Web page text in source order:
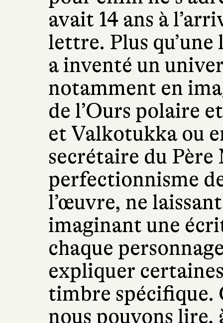
avait 14 ans à
lettre. Plus
a inventé un
notamment en
de l’Ours polaire
et Valkotukka ou
secrétaire du Père
perfectionnisme
l’œuvre, ne
imaginant une
chaque
expliquer
timbre spécifique.
nous pouvons lire,